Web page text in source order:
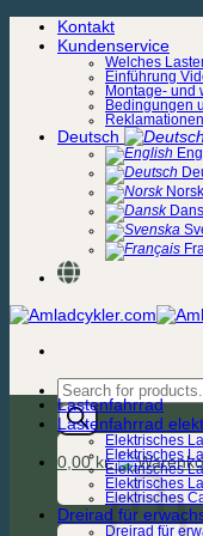
Zum
Inhalt
Kontakt
Kundenservice
Welches
Einführung
Montage- und
Bedingungen
Reklamationen
Deutsch
Norsk
Products
search
0,00kr.
Lastenfahrrad
Lastenfahrrad
Elektrisches
Elektrisches
Elektrisches
Elektrisches
Elektrisches
Dreirad für
Dreirad für